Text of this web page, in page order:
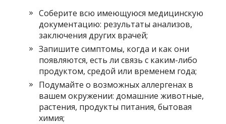
Соберите всю имеющуюся медицинскую
документацию: результаты анализов,
заключения других врачей;
Запишите симптомы, когда и как они
появляются, есть ли связь с каким-либо
продуктом, средой или временем года;
Подумайте о возможных аллергенах в
вашем окружении: домашние животные,
растения, продукты питания, бытовая
химия;